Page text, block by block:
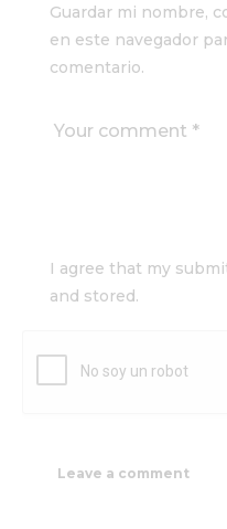
Guardar mi nombre,
en este navegador
comentario.
I agree that my
and stored.